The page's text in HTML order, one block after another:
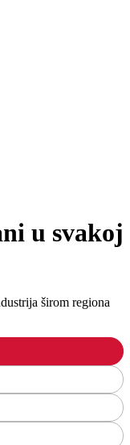
u svakoj
širom regiona